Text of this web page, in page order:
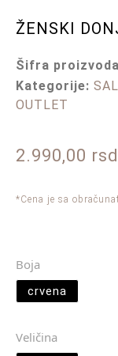
ŽENSKI
Šifra
Kategorije:
OUTLET
2.990,00 rsd
*Cena je sa
Boja
crvena
Veličina